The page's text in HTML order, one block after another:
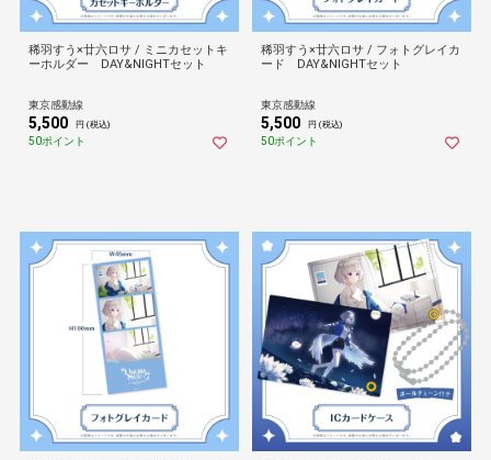
稀羽すう×廿六ロサ / ミニカセットキ
ーホルダー DAY&NIGHTセット
東京感動線
5,500 円 (税込)
50ポイント
稀羽すう×廿六ロサ / フォトグレイカ
ード DAY&NIGHTセット
東京感動線
5,500 円 (税込)
50ポイント